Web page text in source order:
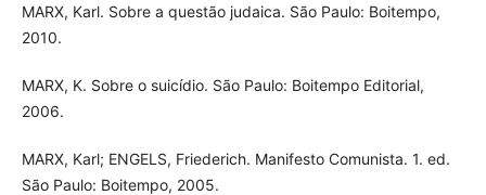
MARX, Karl. Sobre a questão judaica. São Paulo: Boitempo,
2010.
MARX, K. Sobre o suicídio. São Paulo: Boitempo Editorial,
2006.
MARX, Karl; ENGELS, Friederich. Manifesto Comunista. 1. ed.
São Paulo: Boitempo, 2005.